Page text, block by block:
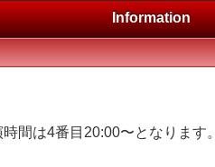
Information
間は4番目20:00〜となります。